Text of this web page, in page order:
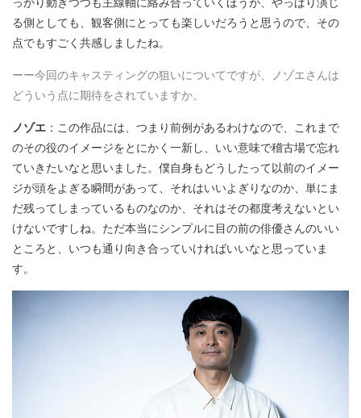
る側としても、観客側にとっても楽しいだろうと思うので、その
点でもすごく共感しましたね。
ーー今回のキャスティングの狙いについてですが、ノゾエさんは
どういう点に期待をされていますか。
ノゾエ ：この作品には、つまり前例があるわけなので、これまで
のその役のイメージをとにかく一新し、いい意味で稽古場で忘れ
ていきたいなと思いました。僕自身もどうしたって以前のイメー
ジが頭をよぎる瞬間があって、それはいいよぎりなのか、単にま
だ残ってしまっているものなのか、それはその都度考えないとい
けないですしね。ただ本当にシンプルに目の前の俳優さんのいい
ところと、いつも通り向き合っていければいいなと思っていま
す。